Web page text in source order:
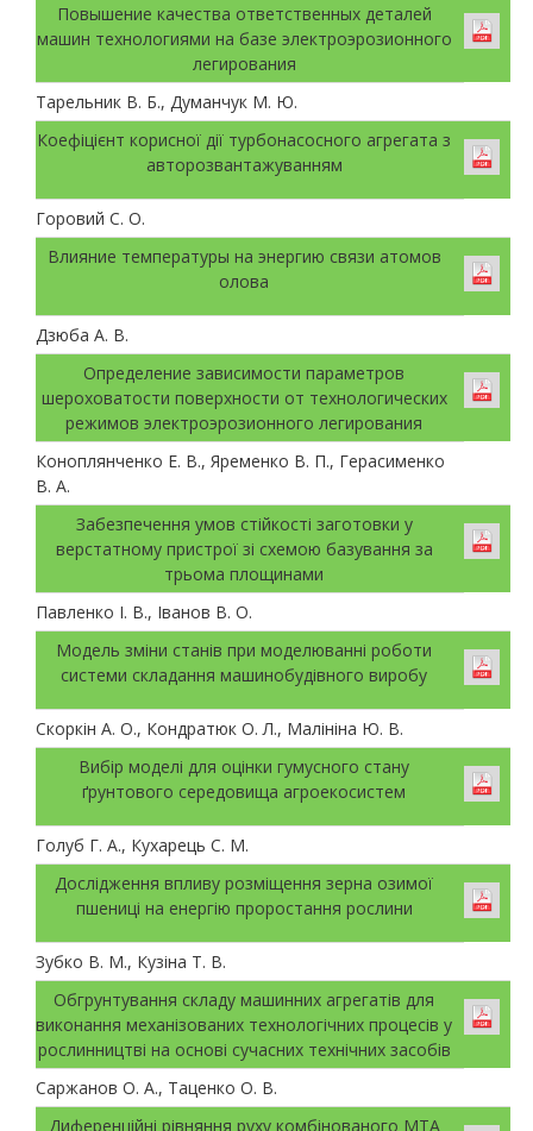
Повышение качества ответственных деталей
машин технологиями на базе электроэрозионного
легирования
Тарельник В. Б., Думанчук М. Ю.
Коефіцієнт корисної дії турбонасосного агрегата з
авторозвантажуванням
Горовий С. О.
Влияние температуры на энергию связи атомов
олова
Дзюба А. В.
Определение зависимости параметров
шероховатости поверхности от технологических
режимов электроэрозионного легирования
Коноплянченко Е. В., Яременко В. П., Герасименко
В. А.
Забезпечення умов стійкості заготовки у
верстатному пристрої зі схемою базування за
трьома площинами
Павленко І. В., Іванов В. О.
Модель зміни станів при моделюванні роботи
системи складання машинобудівного виробу
Скоркін А. О., Кондратюк О. Л., Малініна Ю. В.
Вибір моделі для оцінки гумусного стану
ґрунтового середовища агроекосистем
Голуб Г. А., Кухарець С. М.
Дослідження впливу розміщення зерна озимої
пшениці на енергію проростання рослини
Зубко В. М., Кузіна Т. В.
Обгрунтування складу машинних агрегатів для
виконання механізованих технологічних процесів у
рослинництві на основі сучасних технічних засобів
Саржанов О. А., Таценко О. В.
Диференційні рівняння руху комбінованого МТА